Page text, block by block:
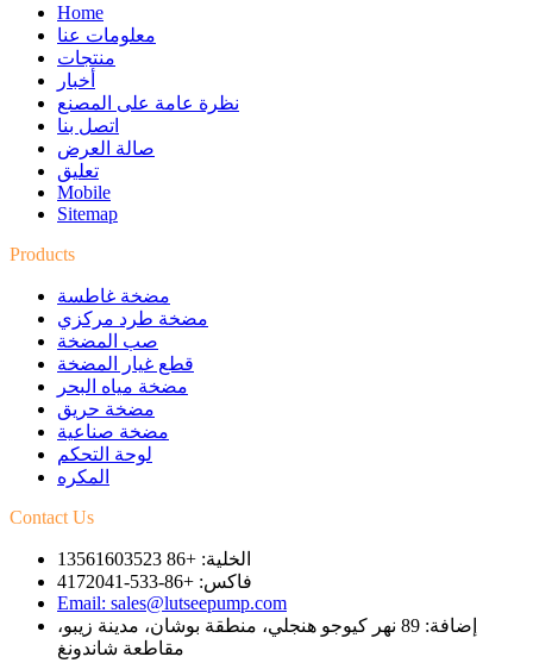
Home
معلومات عنا
منتجات
أخبار
نظرة عامة على المصنع
اتصل بنا
صالة العرض
تعليق
Mobile
Sitemap
Products
مضخة غاطسة
مضخة طرد مركزي
صب المضخة
قطع غيار المضخة
مضخة مياه البحر
مضخة حريق
مضخة صناعية
لوحة التحكم
المكره
Contact Us
الخلية: +86 13561603523
فاكس: +86-533-4172041
Email: sales@lutseepump.com
إضافة: 89 نهر كيوجو هنجلي، منطقة بوشان، مدينة زيبو،
مقاطعة شاندونغ